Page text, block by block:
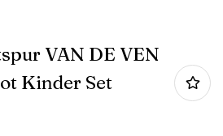
VAN DE VEN
Kinder Set